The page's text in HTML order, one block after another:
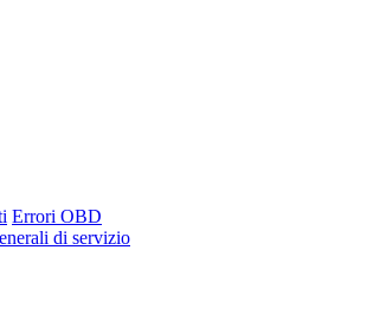
Errori OBD
di servizio